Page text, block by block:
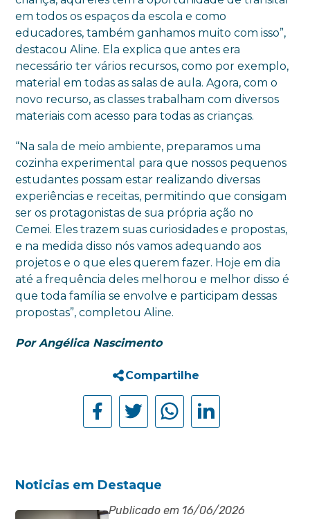
em todos os espaços da escola e como
educadores, também ganhamos muito com isso”,
destacou Aline. Ela explica que antes era
necessário ter vários recursos, como por exemplo,
material em todas as salas de aula. Agora, com o
novo recurso, as classes trabalham com diversos
materiais com acesso para todas as crianças.
“Na sala de meio ambiente, preparamos uma
cozinha experimental para que nossos pequenos
estudantes possam estar realizando diversas
experiências e receitas, permitindo que consigam
ser os protagonistas de sua própria ação no
Cemei. Eles trazem suas curiosidades e propostas,
e na medida disso nós vamos adequando aos
projetos e o que eles querem fazer. Hoje em dia
até a frequência deles melhorou e melhor disso é
que toda família se envolve e participam dessas
propostas”, completou Aline.
Por Angélica Nascimento
Compartilhe
Noticias em Destaque
Publicado em 16/06/2026